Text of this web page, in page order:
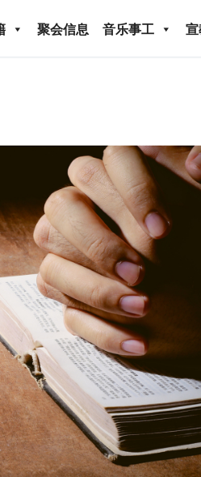
聚会信息 音乐事工
息 音乐事工 宣教事工